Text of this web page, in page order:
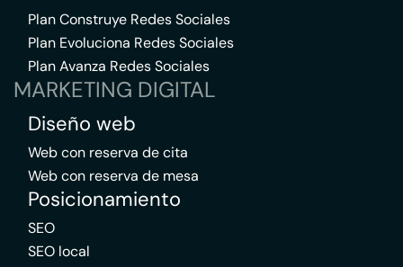
Plan Construye Redes Sociales
Plan Evoluciona Redes Sociales
Plan Avanza Redes Sociales
MARKETING DIGITAL
Diseño web
Web con reserva de cita
Web con reserva de mesa
Posicionamiento
SEO
SEO local